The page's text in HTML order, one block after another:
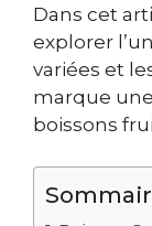
Dans cet
explorer
variées et
marque
boissons